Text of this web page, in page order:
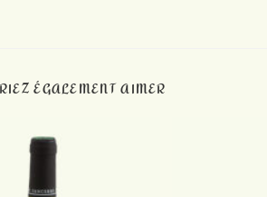
ÉGALEMENT AIMER